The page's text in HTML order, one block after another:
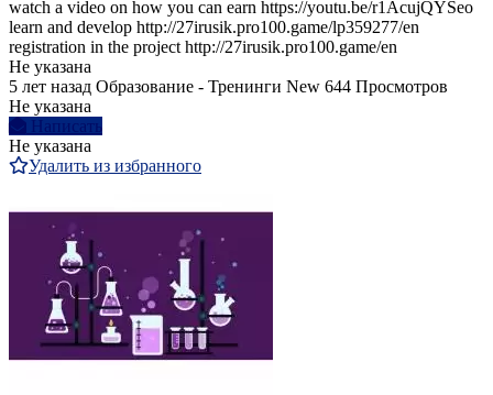
watch a video on how you can earn https://youtu.be/r1AcujQYSeo
learn and develop http://27irusik.pro100.game/lp359277/en
registration in the project http://27irusik.pro100.game/en
Не указана
5 лет назад Образование - Тренинги New 644 Просмотров
Не указана
Написать
Не указана
Удалить из избранного